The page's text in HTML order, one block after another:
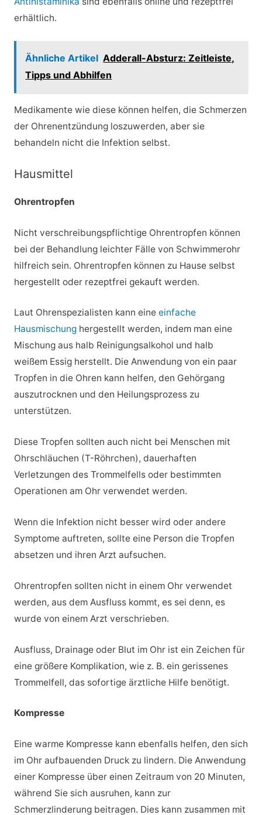
erhältlich.
Ähnliche Artikel Adderall-Absturz: Zeitleiste,
Tipps und Abhilfen
Medikamente wie diese können helfen, die Schmerzen
der Ohrenentzündung loszuwerden, aber sie
behandeln nicht die Infektion selbst.
Hausmittel
Ohrentropfen
Nicht verschreibungspflichtige Ohrentropfen können
bei der Behandlung leichter Fälle von Schwimmerohr
hilfreich sein. Ohrentropfen können zu Hause selbst
hergestellt oder rezeptfrei gekauft werden.
Laut Ohrenspezialisten kann eine einfache
Hausmischunghergestellt werden, indem man eine
Mischung aus halb Reinigungsalkohol und halb
weißem Essig herstellt. Die Anwendung von ein paar
Tropfen in die Ohren kann helfen, den Gehörgang
auszutrocknen und den Heilungsprozess zu
unterstützen.
Diese Tropfen sollten auch nicht bei Menschen mit
Ohrschläuchen (T-Röhrchen), dauerhaften
Verletzungen des Trommelfells oder bestimmten
Operationen am Ohr verwendet werden.
Wenn die Infektion nicht besser wird oder andere
Symptome auftreten, sollte eine Person die Tropfen
absetzen und ihren Arzt aufsuchen.
Ohrentropfen sollten nicht in einem Ohr verwendet
werden, aus dem Ausfluss kommt, es sei denn, es
wurde von einem Arzt verschrieben.
Ausfluss, Drainage oder Blut im Ohr ist ein Zeichen für
eine größere Komplikation, wie z. B. ein gerissenes
Trommelfell, das sofortige ärztliche Hilfe benötigt.
Kompresse
Eine warme Kompresse kann ebenfalls helfen, den sich
im Ohr aufbauenden Druck zu lindern. Die Anwendung
einer Kompresse über einen Zeitraum von 20 Minuten,
während Sie sich ausruhen, kann zur
Schmerzlinderung beitragen. Dies kann zusammen mit